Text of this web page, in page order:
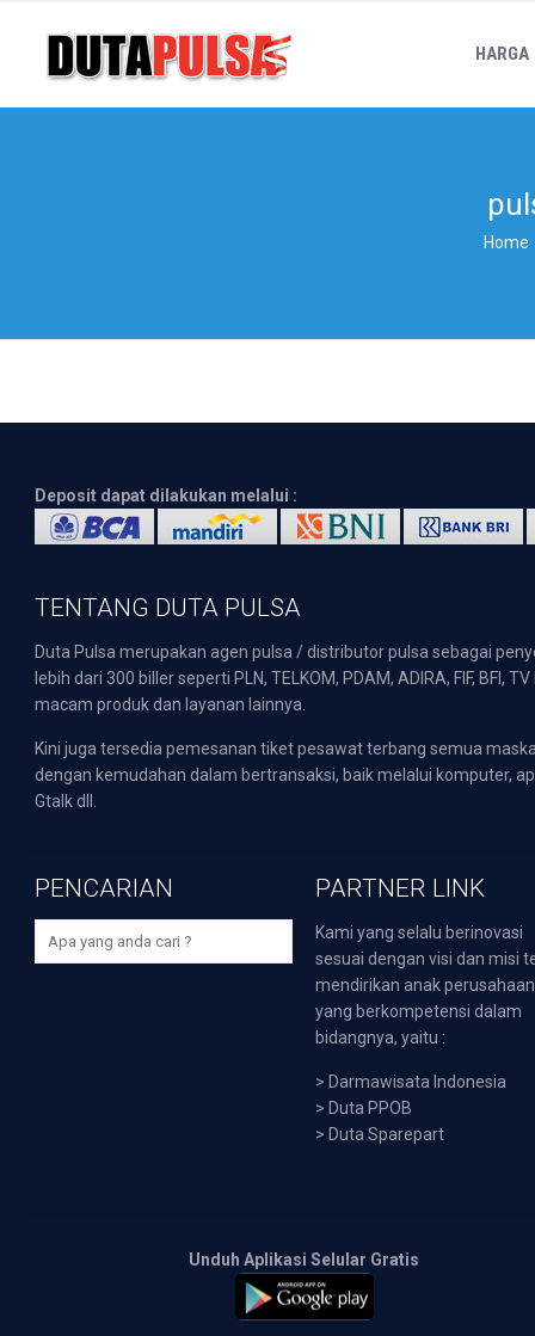
HARGA
Home
Deposit dapat dilakukan melalui :
TENTANG DUTA PULSA
Duta Pulsa merupakan agen pulsa / distributor pulsa sebagai
lebih dari 300 biller seperti PLN, TELKOM, PDAM, ADIRA, FIF,
macam produk dan layanan lainnya.
Kini juga tersedia pemesanan tiket pesawat terbang semua
dengan kemudahan dalam bertransaksi, baik melalui komputer,
Gtalk dll.
PENCARIAN PARTNER LINK
Kami yang selalu berinovasi
sesuai dengan visi dan misi
mendirikan anak perusahaan
yang berkompetensi dalam
bidangnya, yaitu :
> Darmawisata Indonesia
> Duta PPOB
> Duta Sparepart
Unduh Aplikasi Selular Gratis